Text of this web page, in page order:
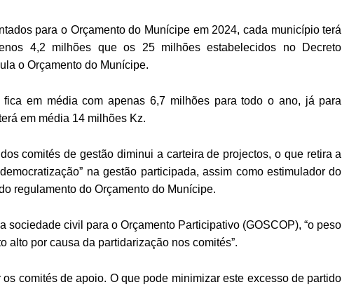
para o Orçamento do Munícipe em 2024, cada município terá
4,2 milhões que os 25 milhões estabelecidos no Decreto
o Orçamento do Munícipe.
em média com apenas 6,7 milhões para todo o ano, já para
em média 14 milhões Kz.
comités de gestão diminui a carteira de projectos, o que retira a
na gestão participada, assim como estimulador do
regulamento do Orçamento do Munícipe.
civil para o Orçamento Participativo (GOSCOP), “o peso
alto por causa da partidarização nos comités”.
comités de apoio. O que pode minimizar este excesso de partido